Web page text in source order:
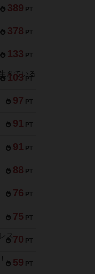
389 PT
378 PT
133 PT
103 PT
97 PT
91 PT
91 PT
88 PT
76 PT
75 PT
70 PT
59 PT